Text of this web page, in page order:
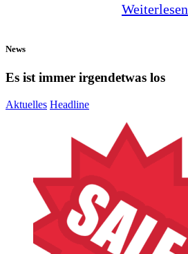
Weiterlesen
News
Es ist immer irgendetwas los
Aktuelles Headline